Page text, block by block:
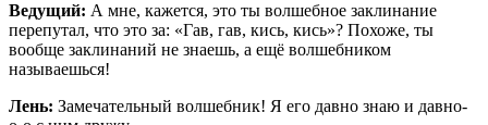
Ведущий: А мне, кажется, это ты волшебное заклинание
перепутал, что это за: «Гав, гав, кись, кись»? Похоже, ты
вообще заклинаний не знаешь, а ещё волшебником
называешься!
Лень: Замечательный волшебник! Я его давно знаю и давно-